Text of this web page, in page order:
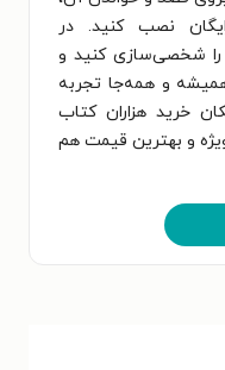
نصب کنید. در
را شخصی‌سازی کنید و
و همه‌جا تجربه
خرید هزاران کتاب
و بهترین قیمت هم